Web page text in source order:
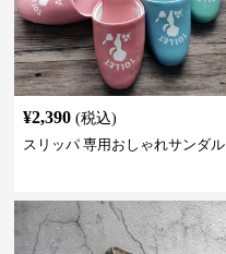
¥2,390 (税込)
スリッパ 専用おしゃれサンダル